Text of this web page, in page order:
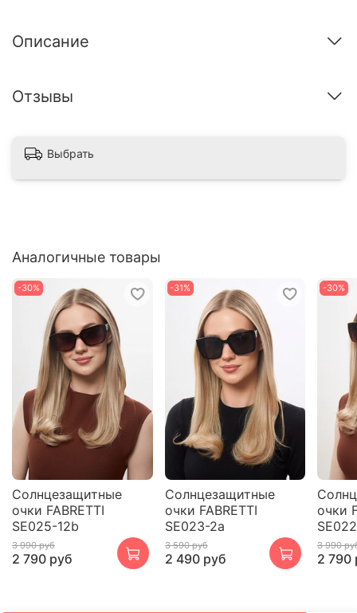
Описание
Отзывы
Выбрать
Аналогичные товары
-30%
Cолнцезащитные
очки FABRETTI
SE025-12b
3 990 руб
2 790 руб
-31%
Cолнцезащитные
очки FABRETTI
SE023-2a
3 590 руб
2 490 руб
-30%
очки
3 990
2 790